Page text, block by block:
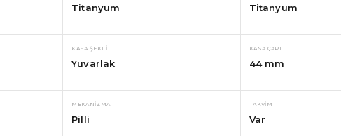
Titanyum Titanyum
KASA ŞEKLI
Yuvarlak
KASA ÇAPI
44 mm
MEKANIZMA
Pilli
TAKVIM
Var